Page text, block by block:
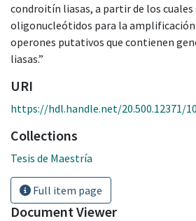
condroitín liasas, a partir de los cuales
oligonucleótidos para la amplificación
operones putativos que contienen
liasas.”
URI
https://hdl.handle.net/20.500.12371/
Collections
Tesis de Maestría
Full item page
Document Viewer